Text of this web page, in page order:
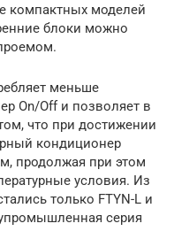
компактных моделей
блоки можно
меньше
On/Off и позволяет в
что при достижении
кондиционер
продолжая при этом
условия. Из
только FTYN-L и
серия